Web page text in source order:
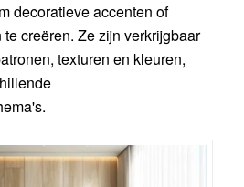
decoratieve accenten of
creëren. Ze zijn verkrijgbaar
texturen en kleuren,